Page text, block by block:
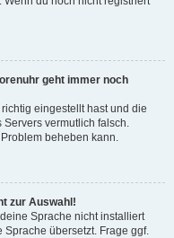
geht immer noch
eingestellt hast und die
Servers vermutlich falsch.
beheben kann.
zur Auswahl!
Sprache nicht installiert
übersetzt. Frage ggf.